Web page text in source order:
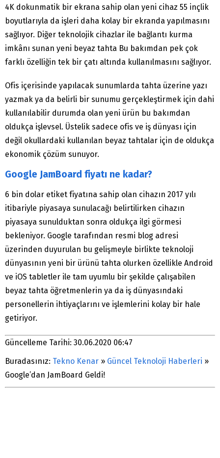
4K dokunmatik bir ekrana sahip olan yeni cihaz 55 inçlik
boyutlarıyla da işleri daha kolay bir ekranda yapılmasını
sağlıyor. Diğer teknolojik cihazlar ile bağlantı kurma
imkânı sunan yeni beyaz tahta Bu bakımdan pek çok
farklı özelliğin tek bir çatı altında kullanılmasını sağlıyor.
Ofis içerisinde yapılacak sunumlarda tahta üzerine yazı
yazmak ya da belirli bir sunumu gerçekleştirmek için dahi
kullanılabilir durumda olan yeni ürün bu bakımdan
oldukça işlevsel. Üstelik sadece ofis ve iş dünyası için
değil okullardaki kullanılan beyaz tahtalar için de oldukça
ekonomik çözüm sunuyor.
Google JamBoard fiyatı ne kadar?
6 bin dolar etiket fiyatına sahip olan cihazın 2017 yılı
itibariyle piyasaya sunulacağı belirtilirken cihazın
piyasaya sunulduktan sonra oldukça ilgi görmesi
bekleniyor. Google tarafından resmi blog adresi
üzerinden duyurulan bu gelişmeyle birlikte teknoloji
dünyasının yeni bir ürünü tahta olurken özellikle Android
ve iOS tabletler ile tam uyumlu bir şekilde çalışabilen
beyaz tahta öğretmenlerin ya da iş dünyasındaki
personellerin ihtiyaçlarını ve işlemlerini kolay bir hale
getiriyor.
Güncelleme Tarihi: 30.06.2020 06:47
Buradasınız: Tekno Kenar » Güncel Teknoloji Haberleri »
Google’dan JamBoard Geldi!